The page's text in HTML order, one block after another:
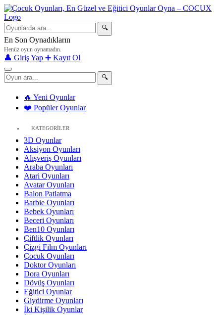
🔍
En Son Oynadıkların
Henüz oyun oynamadın.
👤 Giriş Yap ➕ Kayıt Ol
🔍
🔥 Yeni Oyunlar
❤️ Popüler Oyunlar
KATEGORİLER
3D Oyunlar
Aksiyon Oyunları
Alışveriş Oyunları
Araba Oyunları
Atari Oyunları
Avatar Oyunları
Balon Patlatma
Barbie Oyunları
Bebek Oyunları
Beceri Oyunları
Ben10 Oyunları
Çiftlik Oyunları
Çizgi Film Oyunları
Çocuk Oyunları
Doktor Oyunları
Dora Oyunları
Dövüş Oyunları
Eğitici Oyunlar
Giydirme Oyunları
İki Kişilik Oyunlar